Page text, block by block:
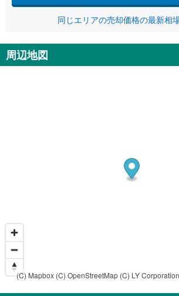
同じエリアの売却価格の最新相
周辺地図
(C) Mapbox (C) OpenStreetMap (C) LY Corporation